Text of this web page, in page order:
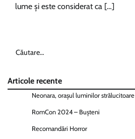
lume şi este considerat ca […]
Caută
Articole recente
Neonara, orașul luminilor strălucitoare
RomCon 2024 – Bușteni
Recomandări Horror